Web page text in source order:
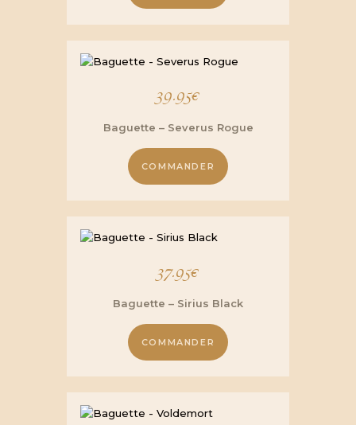
39.95€
Baguette – Severus Rogue
COMMANDER
37.95€
Baguette – Sirius Black
COMMANDER